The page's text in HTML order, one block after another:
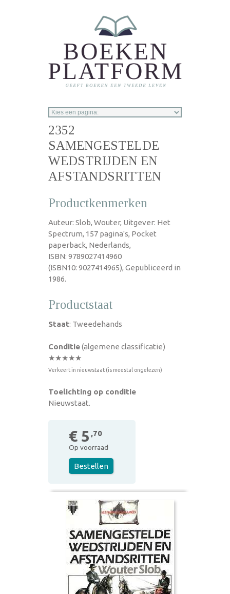
2352
SAMENGESTELDE
WEDSTRIJDEN EN
AFSTANDSRITTEN
Productkenmerken
Auteur: Slob, Wouter, Uitgever: Het
Spectrum, 157 pagina's, Pocket
paperback, Nederlands,
ISBN: 9789027414960
(ISBN10: 9027414965), Gepubliceerd in
1986.
Productstaat
Staat: Tweedehands
Conditie(algemene classificatie)
★★★★★
Verkeert in nieuwstaat (is meestal ongelezen)
Toelichting op conditie
Nieuwstaat.
€ 5 ,70
Op voorraad
Bestellen